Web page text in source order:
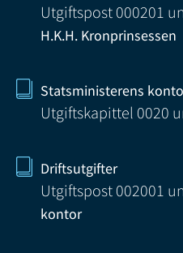
Utgiftspost 000201
H.K.H. Kronprinsessen
Statsministerens
Utgiftskapittel 0020
Driftsutgifter
Utgiftspost 002001
kontor